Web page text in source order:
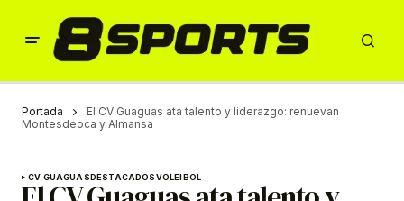
Portada
El CV Guaguas ata talento y liderazgo: renuevan
Montesdeoca y Almansa
CV GUAGUASDESTACADOSVOLEIBOL